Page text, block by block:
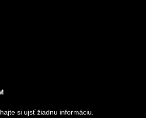
si ujsť žiadnu informáciu.